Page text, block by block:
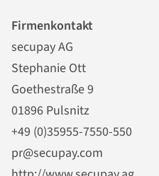
Firmenkontakt
secupay AG
Stephanie Ott
Goethestraße 9
01896 Pulsnitz
+49 (0)35955-7550-550
pr@secupay.com